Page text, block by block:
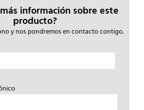
información sobre este
producto?
y nos pondremos en contacto contigo.